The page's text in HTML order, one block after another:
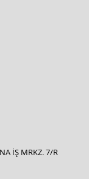
İŞ MRKZ. 7/R